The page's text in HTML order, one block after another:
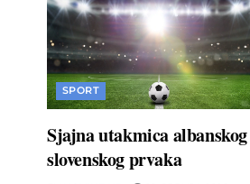
SPORT
Sjajna utakmica
slovenskog prvaka